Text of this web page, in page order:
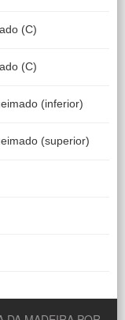
(C)
(C)
(inferior)
(superior)